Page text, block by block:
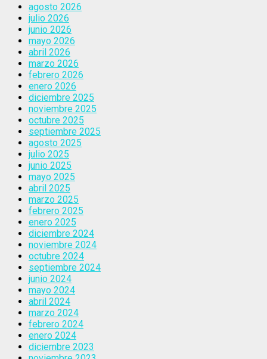
agosto 2026
julio 2026
junio 2026
mayo 2026
abril 2026
marzo 2026
febrero 2026
enero 2026
diciembre 2025
noviembre 2025
octubre 2025
septiembre 2025
agosto 2025
julio 2025
junio 2025
mayo 2025
abril 2025
marzo 2025
febrero 2025
enero 2025
diciembre 2024
noviembre 2024
octubre 2024
septiembre 2024
junio 2024
mayo 2024
abril 2024
marzo 2024
febrero 2024
enero 2024
diciembre 2023